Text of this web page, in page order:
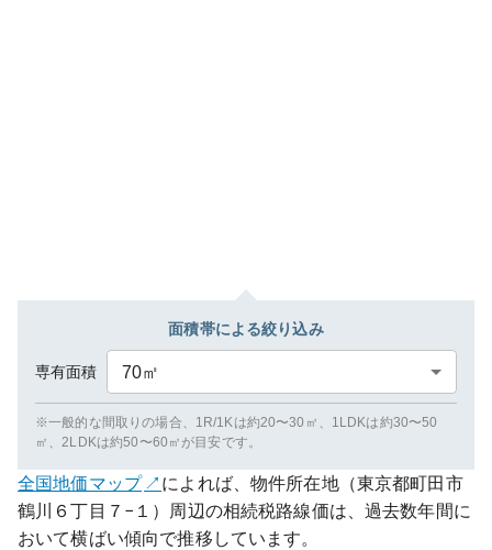
面積帯による絞り込み
専有面積 70㎡
※一般的な間取りの場合、1R/1Kは約20〜30㎡、1LDKは約30〜50
㎡、2LDKは約50〜60㎡が目安です。
全国地価マップ
によれば、物件所在地（東京都町田市
鶴川６丁目７−１）周辺の相続税路線価は、過去数年間に
おいて横ばい傾向で推移しています。